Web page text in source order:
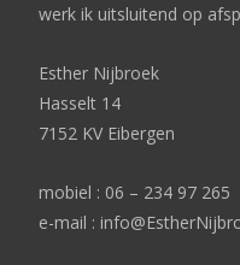
werk ik uitsluitend op
Esther Nijbroek
Hasselt 14
7152 KV Eibergen
mobiel : 06 – 234 97 265
e-mail :